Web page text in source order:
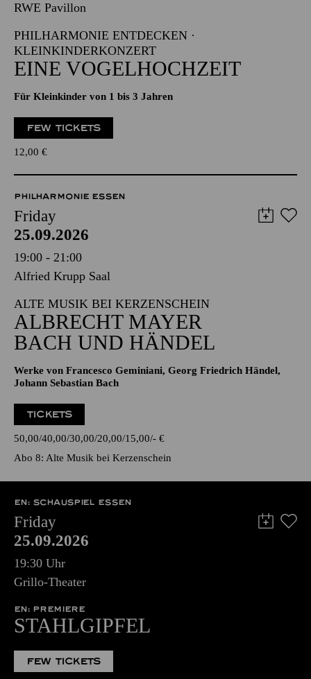
RWE Pavillon
PHILHARMONIE ENTDECKEN ·
KLEINKINDERKONZERT
EINE VOGELHOCHZEIT
Für Kleinkinder von 1 bis 3 Jahren
FEW TICKETS
12,00 €
PHILHARMONIE ESSEN
Friday
25.09.2026
19:00 - 21:00
Alfried Krupp Saal
ALTE MUSIK BEI KERZENSCHEIN
ALBRECHT MAYER
BACH UND HÄNDEL
Werke von Francesco Geminiani, Georg Friedrich Händel,
Johann Sebastian Bach
TICKETS
50,00 40,00 30,00 20,00 15,00 - €
Abo 8: Alte Musik bei Kerzenschein
EN: SCHAUSPIEL ESSEN
Friday
25.09.2026
19:30 Uhr
Grillo-Theater
EN: PREMIERE
STAHLGIPFEL
FEW TICKETS